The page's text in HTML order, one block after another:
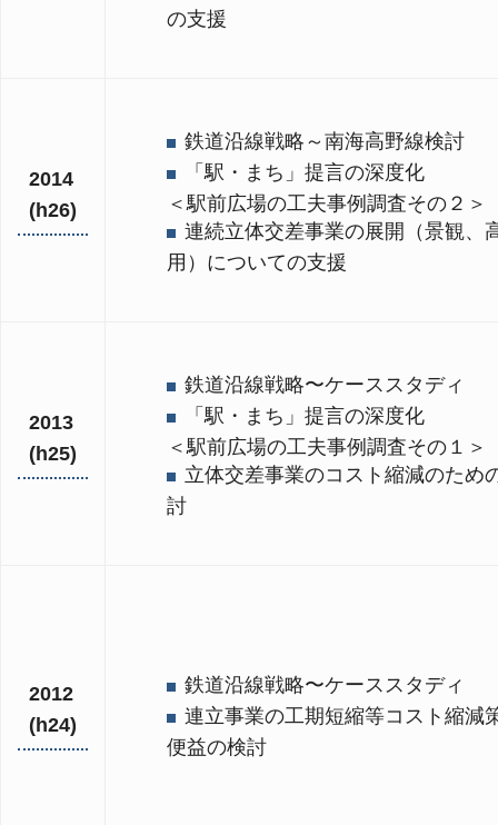
の支援
2014
(h26)
鉄道沿線戦略～南海高野線検討
「駅・まち」提言の深度化
＜駅前広場の工夫事例調査その２＞
連続立体交差事業の展開（景観、
用）についての支援
2013
(h25)
鉄道沿線戦略〜ケーススタディ
「駅・まち」提言の深度化
＜駅前広場の工夫事例調査その１＞
立体交差事業のコスト縮減のため
討
2012
(h24)
鉄道沿線戦略〜ケーススタディ
連立事業の工期短縮等コスト縮減
便益の検討